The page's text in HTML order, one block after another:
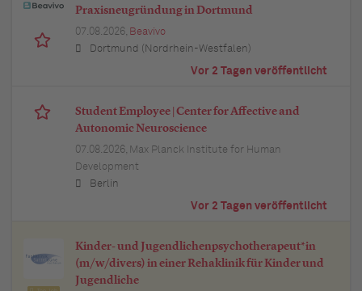
Praxisneugründung in Dortmund
07.08.2026, Beavivo
Dortmund (Nordrhein-Westfalen)
Vor 2 Tagen veröffentlicht
Student Employee | Center for Affective and
Autonomic Neuroscience
07.08.2026, Max Planck Institute for Human
Development
Berlin
Vor 2 Tagen veröffentlicht
Kinder- und Jugendlichenpsychotherapeut*in
(m/w/divers) in einer Rehaklinik für Kinder und
Jugendliche